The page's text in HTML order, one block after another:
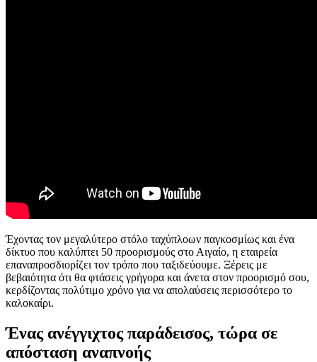
Έχοντας τον μεγαλύτερο στόλο ταχύπλοων παγκοσμίως και ένα
δίκτυο που καλύπτει 50 προορισμούς στο Αιγαίο, η εταιρεία
επαναπροσδιορίζει τον τρόπο που ταξιδεύουμε. Ξέρεις με
βεβαιότητα ότι θα φτάσεις γρήγορα και άνετα στον προορισμό σου,
κερδίζοντας πολύτιμο χρόνο για να απολαύσεις περισσότερο το
καλοκαίρι.
Ένας ανέγγιχτος παράδεισος, τώρα σε
απόσταση αναπνοής